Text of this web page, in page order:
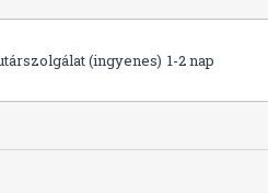
(ingyenes) 1-2 nap